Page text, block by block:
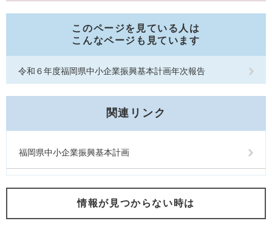
このページを見ている人は
こんなページも見ています
令和６年度福岡県中小企業振興基本計画年次報告
関連リンク
福岡県中小企業振興基本計画
情報が見つからない時は